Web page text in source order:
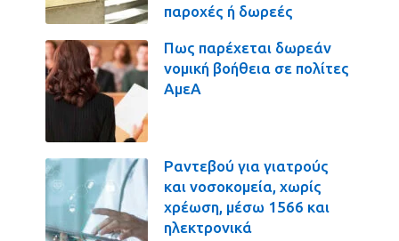
παροχές ή δωρεές
Πως παρέχεται δωρεάν
νομική βοήθεια σε πολίτες
ΑμεΑ
Ραντεβού για γιατρούς
και νοσοκομεία, χωρίς
χρέωση, μέσω 1566 και
ηλεκτρονικά